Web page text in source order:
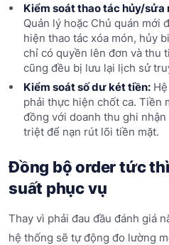
Kiểm soát thao tác hủy/sửa
Quản lý hoặc Chủ quán mới
hiện thao tác xóa món, hủy
chỉ có quyền lên đơn và thu
cũng đều bị lưu lại lịch sử
Kiểm soát số dư két tiền:Hệ
phải thực hiện chốt ca. Tiền
đồng với doanh thu ghi
triệt để nạn rút lõi tiền mặt.
Đồng bộ order tức
suất phục vụ
Thay vì phải đau đầu đánh giá
hệ thống sẽ tự động đo lường